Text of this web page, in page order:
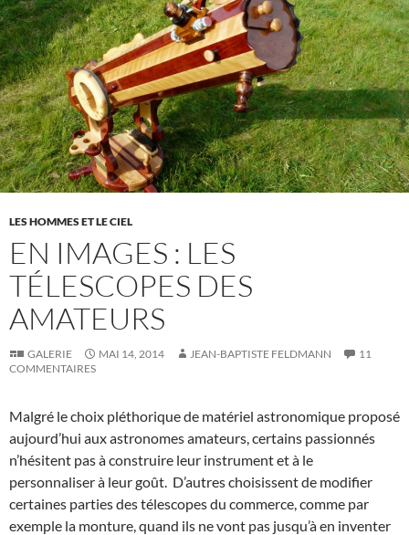
LES HOMMES ET LE CIEL
EN IMAGES : LES
TÉLESCOPES DES
AMATEURS
GALERIE MAI 14, 2014 JEAN-BAPTISTE FELDMANN
11
COMMENTAIRES
Malgré le choix pléthorique de matériel astronomique proposé
aujourd’hui aux astronomes amateurs, certains passionnés
n’hésitent pas à construire leur instrument et à le
personnaliser à leur goût. D’autres choisissent de modifier
certaines parties des télescopes du commerce, comme par
exemple la monture, quand ils ne vont pas jusqu’à en inventer